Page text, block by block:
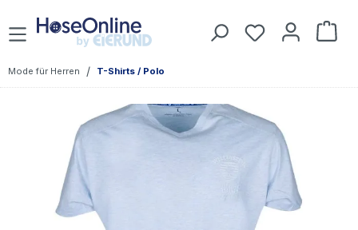
Zum Hauptinhalt springen
Mode für Herren / T-Shirts / Polo
Bildergalerie überspringen